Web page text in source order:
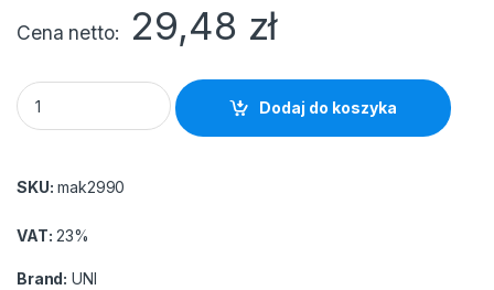
Cena netto 29,48 zł
Marker olejowy UNI PX-30 ściety złoty quantity
Dodaj do koszyka
SKU: mak2990
VAT: 23%
Brand: UNI